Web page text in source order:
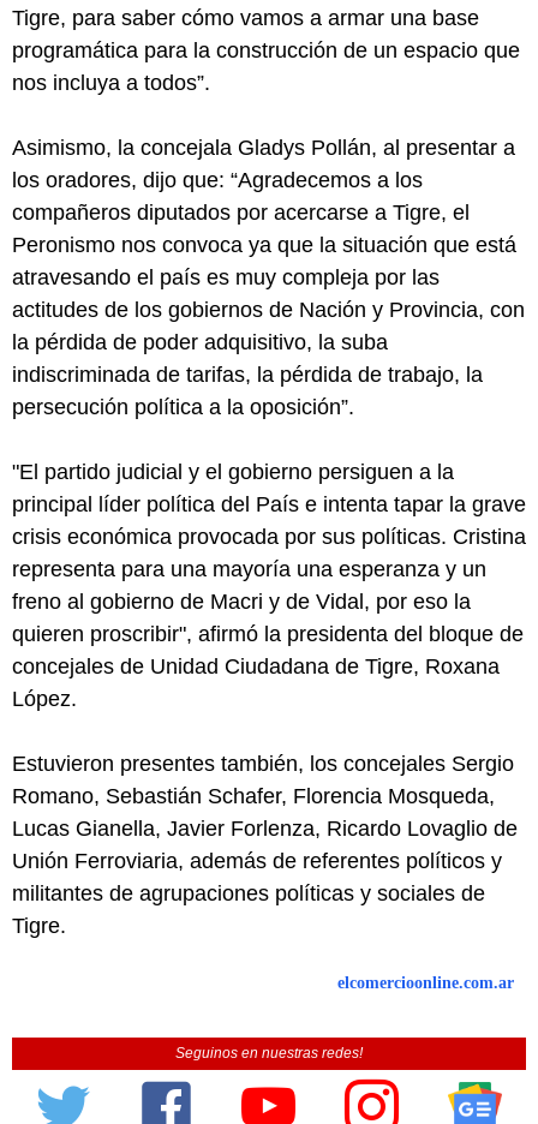
Tigre, para saber cómo vamos a armar una base
programática para la construcción de un espacio que
nos incluya a todos”.
Asimismo, la concejala Gladys Pollán, al presentar a
los oradores, dijo que: “Agradecemos a los
compañeros diputados por acercarse a Tigre, el
Peronismo nos convoca ya que la situación que está
atravesando el país es muy compleja por las
actitudes de los gobiernos de Nación y Provincia, con
la pérdida de poder adquisitivo, la suba
indiscriminada de tarifas, la pérdida de trabajo, la
persecución política a la oposición”.
"El partido judicial y el gobierno persiguen a la
principal líder política del País e intenta tapar la grave
crisis económica provocada por sus políticas. Cristina
representa para una mayoría una esperanza y un
freno al gobierno de Macri y de Vidal, por eso la
quieren proscribir", afirmó la presidenta del bloque de
concejales de Unidad Ciudadana de Tigre, Roxana
López.
Estuvieron presentes también, los concejales Sergio
Romano, Sebastián Schafer, Florencia Mosqueda,
Lucas Gianella, Javier Forlenza, Ricardo Lovaglio de
Unión Ferroviaria, además de referentes políticos y
militantes de agrupaciones políticas y sociales de
Tigre.
elcomercioonline.com.ar
Seguinos en nuestras redes!